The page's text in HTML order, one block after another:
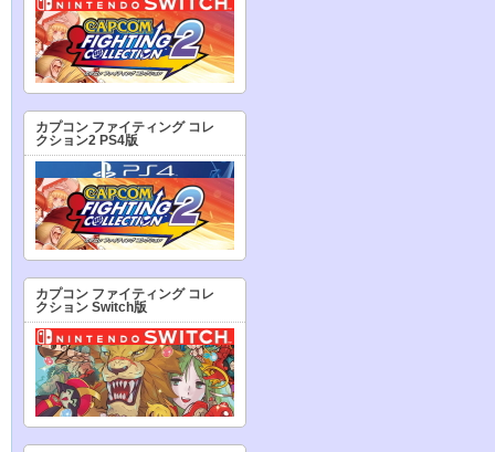
カプコン ファイティング コレ
クション2 PS4版
カプコン ファイティング コレ
クション Switch版